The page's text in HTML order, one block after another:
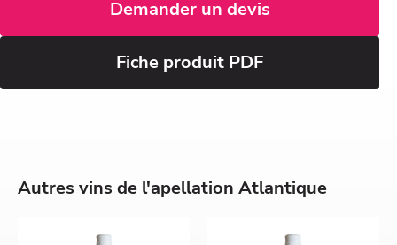
Demander un devis
Fiche produit PDF
Autres vins de l'apellation Atlantique